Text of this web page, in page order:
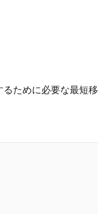
ために必要な最短移